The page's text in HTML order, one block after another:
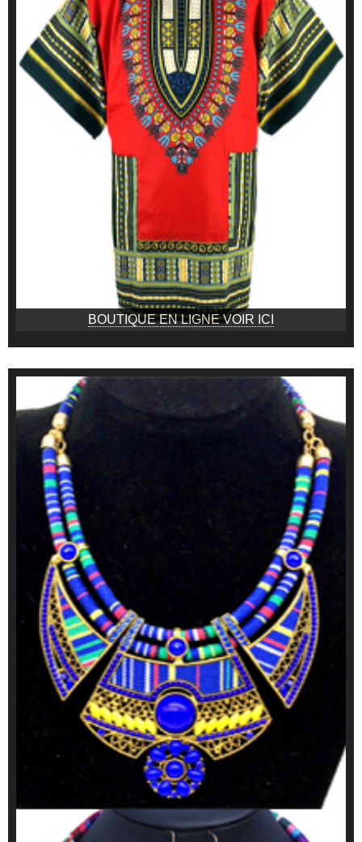
BOUTIQUE EN LIGNE VOIR ICI